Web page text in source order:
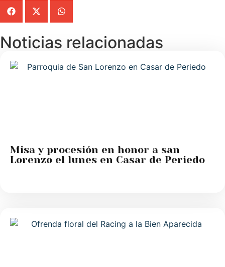
Noticias relacionadas
Misa y procesión en honor a san
Lorenzo el lunes en Casar de Periedo